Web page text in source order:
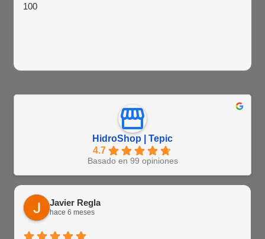
100
HidroShop | Tepic
4.7
Basado en 99 opiniones
Javier Regla
hace 6 meses